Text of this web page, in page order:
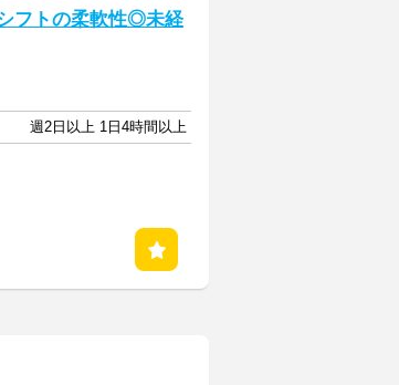
フトの柔軟性◎未経
週2日以上 1日4時間以上